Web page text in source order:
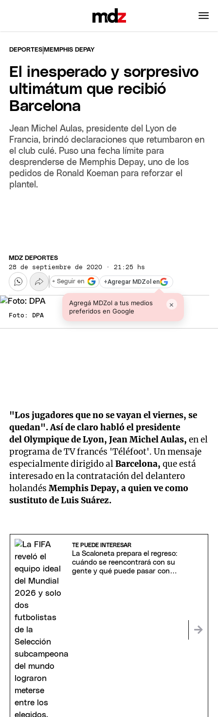
DEPORTES |MEMPHIS DEPAY
El inesperado y sorpresivo
ultimátum que recibió
Barcelona
Jean Michel Aulas, presidente del Lyon de
Francia, brindó declaraciones que retumbaron en
el club culé. Puso una fecha límite para
desprenderse de Memphis Depay, uno de los
pedidos de Ronald Koeman para reforzar el
plantel.
MDZ DEPORTES
28 de septiembre de 2020 · 21:25 hs
+Agregar MDZol en
Agregá MDZol a tus medios
preferidos en Google
×
+ Seguir en
Foto: DPA
"Los jugadores que no se vayan el viernes, se
quedan". Así de claro habló el presidente
del Olympique de Lyon, Jean Michel Aulas,en el
programa de TV francés 'Téléfoot'. Un mensaje
especialmente dirigido alBarcelona, que está
interesado en la contratación del delantero
holandésMemphis Depay, a quien ve como
sustituto de Luis Suárez.
TE PUEDE INTERESAR
La Scaloneta prepara el regreso:
cuándo se reencontrará con su
gente y qué puede pasar con